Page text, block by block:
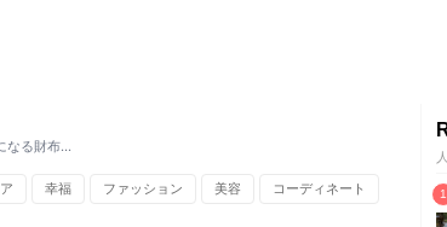
なる財布…
幸福 ファッション 美容 コーディネート